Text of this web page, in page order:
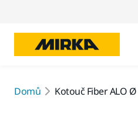
Domů Kotouč Fiber ALO